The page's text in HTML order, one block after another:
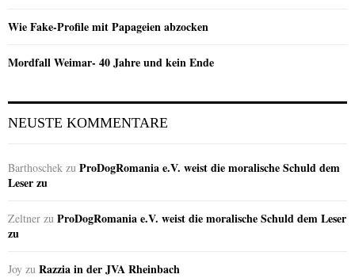
Wie Fake-Profile mit Papageien abzocken
Mordfall Weimar- 40 Jahre und kein Ende
NEUSTE KOMMENTARE
Barthoschek zu ProDogRomania e.V. weist die moralische Schuld dem
Leser zu
Zeltner zu ProDogRomania e.V. weist die moralische Schuld dem Leser
zu
Joy zu Razzia in der JVA Rheinbach